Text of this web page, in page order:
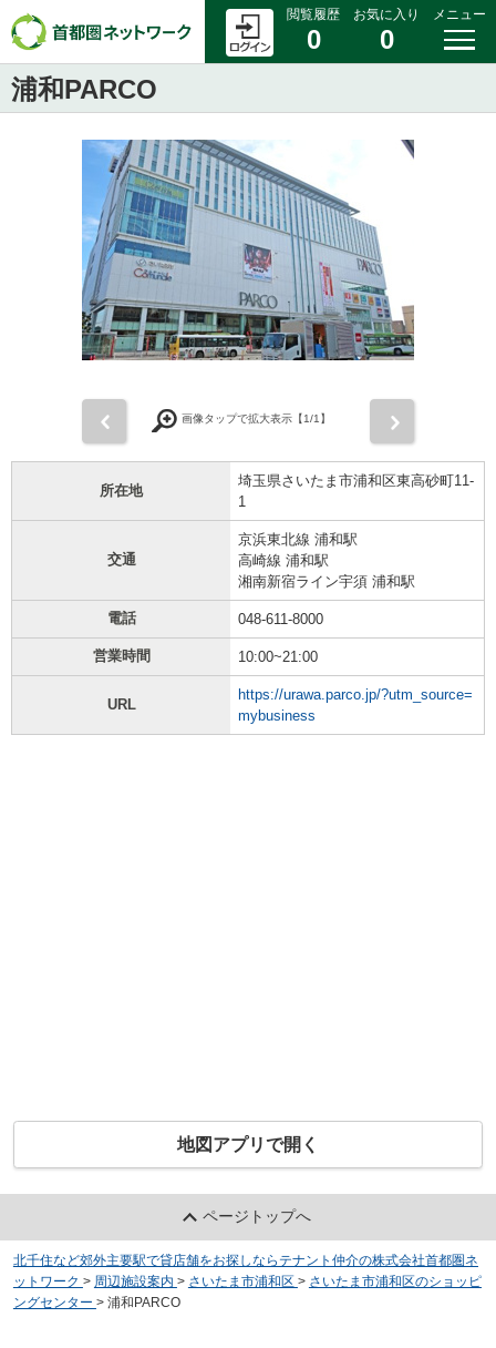
閲覧履歴
0
お気に入り
0
メニュー
浦和PARCO
画像タップで拡大表示【1/1】
所在地
埼玉県さいたま市浦和区東高砂町11-
1
交通
京浜東北線 浦和駅
高崎線 浦和駅
湘南新宿ライン宇須 浦和駅
電話 048-611-8000
営業時間 10:00~21:00
URL
https://urawa.parco.jp/?utm_source=
mybusiness
地図アプリで開く
ページトップへ
北千住など郊外主要駅で貸店舗をお探しならテナント仲介の株式会社首都圏ネ
ットワーク > 周辺施設案内 > さいたま市浦和区 > さいたま市浦和区のショッピ
ングセンター > 浦和PARCO